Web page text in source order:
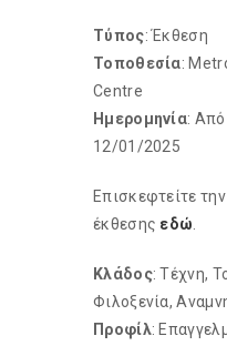
Τύπος: Έκθεση
Τοποθεσία:
Centre
Ημερομηνία:
12/01/2025
Επισκεφτείτε
έκθεσης εδώ
Κλάδος: Τέχνη,
Φιλοξενία,
Προφίλ: